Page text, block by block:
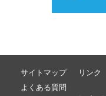
サイトマップ リンク
よくある質問